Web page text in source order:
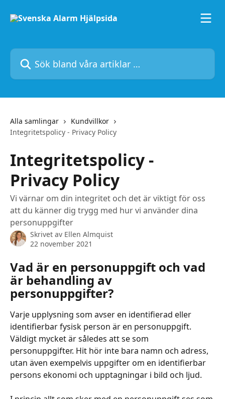
Sök bland våra artiklar …
Alla samlingar
Kundvillkor
Integritetspolicy - Privacy Policy
Integritetspolicy -
Privacy Policy
Vi värnar om din integritet och det är viktigt för oss
att du känner dig trygg med hur vi använder dina
personuppgifter
Skrivet av Ellen Almquist
22 november 2021
Vad är en personuppgift och vad
är behandling av
personuppgifter?
Varje upplysning som avser en identifierad eller
identifierbar fysisk person är en personuppgift.
Väldigt mycket är således att se som
personuppgifter. Hit hör inte bara namn och adress,
utan även exempelvis uppgifter om en identifierbar
persons ekonomi och upptagningar i bild och ljud.